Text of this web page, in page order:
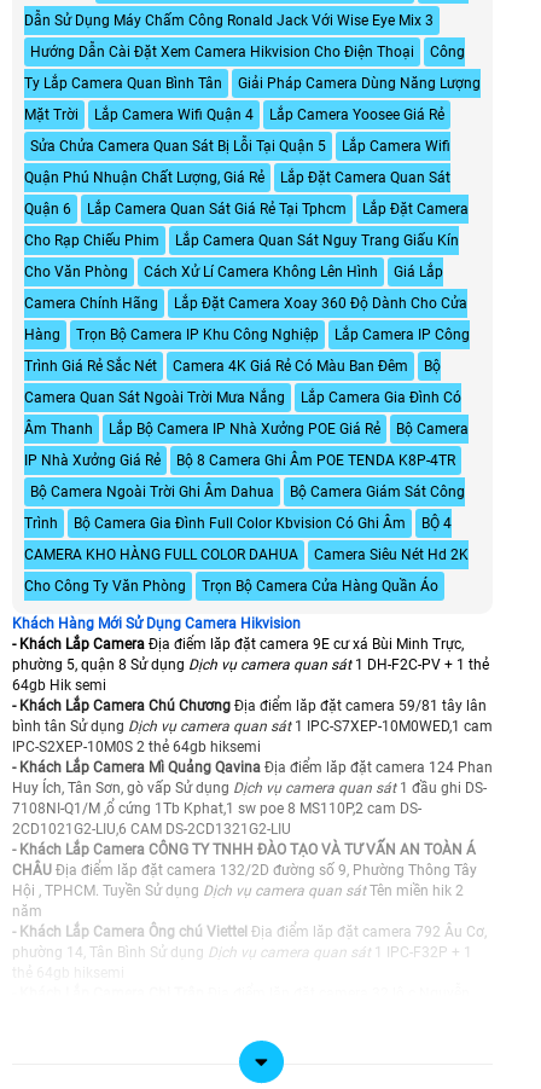
Dẫn Sử Dụng Máy Chấm Công Ronald Jack Với Wise Eye Mix 3
Hướng Dẫn Cài Đặt Xem Camera Hikvision Cho Điện Thoại
Công
Ty Lắp Camera Quan Bình Tân
Giải Pháp Camera Dùng Năng Lượng
Mặt Trời
Lắp Camera Wifi Quận 4
Lắp Camera Yoosee Giá Rẻ
Sửa Chửa Camera Quan Sát Bị Lỗi Tại Quận 5
Lắp Camera Wifi
Quận Phú Nhuận Chất Lượng, Giá Rẻ
Lắp Đặt Camera Quan Sát
Quận 6
Lắp Camera Quan Sát Giá Rẻ Tại Tphcm
Lắp Đặt Camera
Cho Rạp Chiếu Phim
Lắp Camera Quan Sát Nguy Trang Giấu Kín
Cho Văn Phòng
Cách Xử Lí Camera Không Lên Hình
Giá Lắp
Camera Chính Hãng
Lắp Đặt Camera Xoay 360 Độ Dành Cho Cửa
Hàng
Trọn Bộ Camera IP Khu Công Nghiệp
Lắp Camera IP Công
Trình Giá Rẻ Sắc Nét
Camera 4K Giá Rẻ Có Màu Ban Đêm
Bộ
Camera Quan Sát Ngoài Trời Mưa Nắng
Lắp Camera Gia Đình Có
Âm Thanh
Lắp Bộ Camera IP Nhà Xưởng POE Giá Rẻ
Bộ Camera
IP Nhà Xưởng Giá Rẻ
Bộ 8 Camera Ghi Âm POE TENDA K8P-4TR
Bộ Camera Ngoài Trời Ghi Âm Dahua
Bộ Camera Giám Sát Công
Trình
Bộ Camera Gia Đình Full Color Kbvision Có Ghi Âm
BỘ 4
CAMERA KHO HÀNG FULL COLOR DAHUA
Camera Siêu Nét Hd 2K
Cho Công Ty Văn Phòng
Trọn Bộ Camera Cửa Hàng Quần Áo
Khách Hàng Mới Sử Dụng Camera Hikvision
- Khách Lắp Camera Địa điểm lăp đặt camera 9E cư xá Bùi Minh Trực,
phường 5, quận 8 Sử dụng Dịch vụ camera quan sát 1 DH-F2C-PV + 1 thẻ
64gb Hik semi
- Khách Lắp Camera Chú Chương Địa điểm lăp đặt camera 59/81 tây lân
bình tân Sử dụng Dịch vụ camera quan sát 1 IPC-S7XEP-10M0WED,1 cam
IPC-S2XEP-10M0S 2 thẻ 64gb hiksemi
- Khách Lắp Camera Mì Quảng Qavina Địa điểm lăp đặt camera 124 Phan
Huy Ích, Tân Sơn, gò vấp Sử dụng Dịch vụ camera quan sát 1 đầu ghi DS-
7108NI-Q1/M ,ổ cứng 1Tb Kphat,1 sw poe 8 MS110P,2 cam DS-
2CD1021G2-LIU,6 CAM DS-2CD1321G2-LIU
- Khách Lắp Camera CÔNG TY TNHH ĐÀO TẠO VÀ TƯ VẤN AN TOÀN Á
CHÂU Địa điểm lăp đặt camera 132/2D đường số 9, Phường Thông Tây
Hội , TPHCM. Tuyền Sử dụng Dịch vụ camera quan sátTên miền hik 2
năm
- Khách Lắp Camera Ông chú Viettel Địa điểm lăp đặt camera 792 Âu Cơ,
phường 14, Tân Bình Sử dụng Dịch vụ camera quan sát 1 IPC-F32P + 1
Địa điểm lăp đặt camera 105 Cô Giang,
Dịch vụ camera quan sát